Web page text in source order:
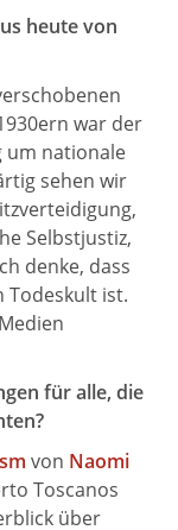
heute von
war der
um nationale
sehen wir
Selbstjustiz,
denke, dass
Todeskult ist.
für alle, die
von Naomi
Toscanos
über